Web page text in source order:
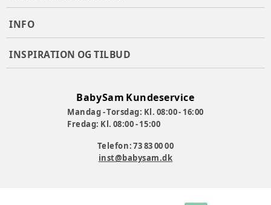
INFO
INSPIRATION OG TILBUD
BabySam Kundeservice
Mandag - Torsdag: Kl. 08:00 - 16:00
Fredag: Kl. 08:00 - 15:00
Telefon: 73 83 00 00
inst@babysam.dk